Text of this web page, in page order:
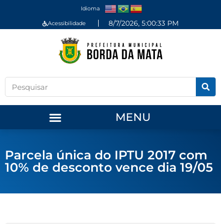
Idioma
Acessibilidade 8/7/2026, 5:00:33 PM
MENU
Parcela única do IPTU 2017 com
10% de desconto vence dia 19/05